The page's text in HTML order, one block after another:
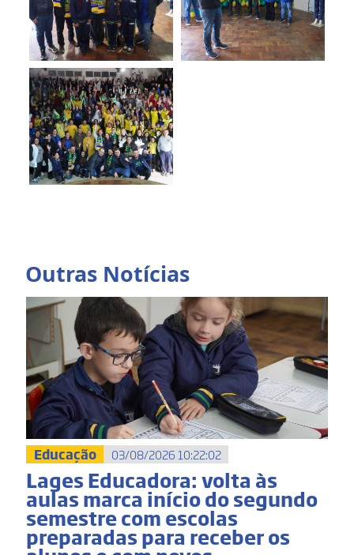
Outras Notícias
Educação 03/08/2026 10:22:02
Lages Educadora: volta às
aulas marca início do segundo
semestre com escolas
preparadas para receber os